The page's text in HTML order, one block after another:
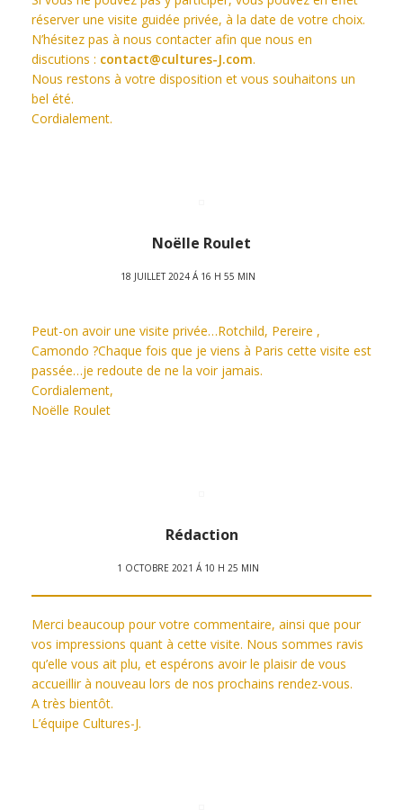
réserver une visite guidée privée, à la date de votre choix.
N’hésitez pas à nous contacter afin que nous en
discutions : contact@cultures-J.com.
Nous restons à votre disposition et vous souhaitons un
bel été.
Cordialement.
Noëlle Roulet
18 JUILLET 2024 Á 16 H 55 MIN
Peut-on avoir une visite privée…Rotchild, Pereire ,
Camondo ?Chaque fois que je viens à Paris cette visite est
passée…je redoute de ne la voir jamais.
Cordialement,
Noëlle Roulet
Rédaction
1 OCTOBRE 2021 Á 10 H 25 MIN
Merci beaucoup pour votre commentaire, ainsi que pour
vos impressions quant à cette visite. Nous sommes ravis
qu’elle vous ait plu, et espérons avoir le plaisir de vous
accueillir à nouveau lors de nos prochains rendez-vous.
A très bientôt.
L’équipe Cultures-J.